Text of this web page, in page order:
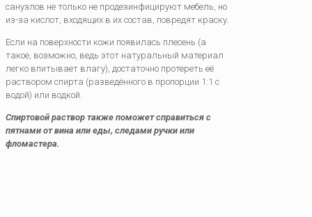
санузлов не только не продезинфицируют мебель, но
из-за кислот, входящих в их состав, повредят краску.
Если на поверхности кожи появилась плесень (а
такое, возможно, ведь этот натуральный материал
легко впитывает влагу), достаточно протереть её
раствором спирта (разведённого в пропорции 1:1 с
водой) или водкой.
Спиртовой раствор также поможет справиться с
пятнами от вина или еды, следами ручки или
фломастера.